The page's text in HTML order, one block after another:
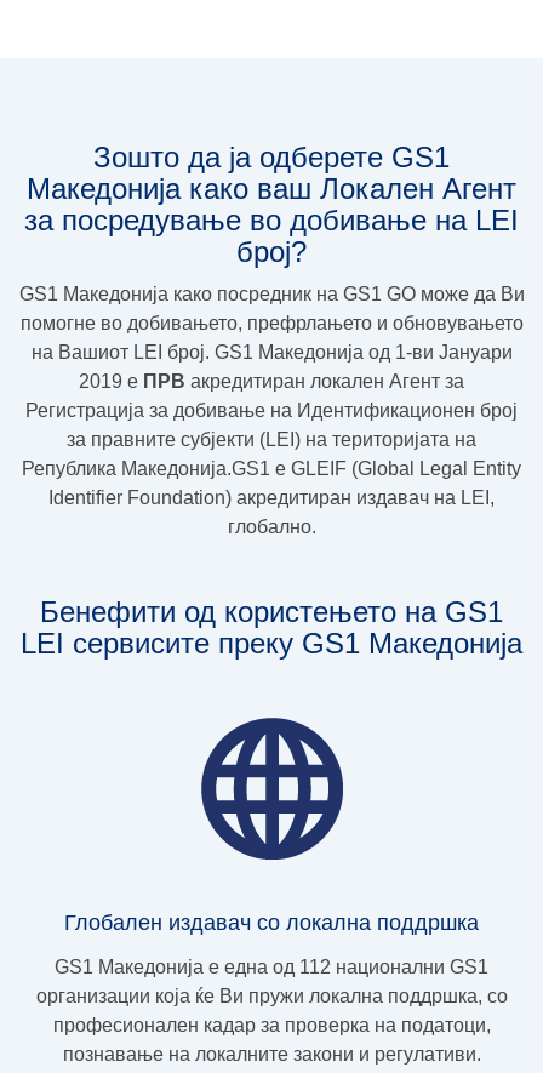
Зошто да ја одберете GS1
Македонија како ваш Локален Агент
за посредување во добивање на LEI
број?
GS1 Македонија како посредник на GS1 GO може да Ви
помогне во добивањето, префрлањето и обновувањето
на Вашиот LEI број. GS1 Македонија од 1-ви Јануари
2019 e ПРВ акредитиран локален Агент за
Регистрација за добивање на Идентификационен број
за правните субјекти (LEI) на територијата на
Република Македонија.GS1 e GLEIF (Global Legal Entity
Identifier Foundation) акредитиран издавач на LEI,
глобално.
Бенефити од користењето на GS1
LEI сервисите преку GS1 Македонија
Глобален издавач со локална поддршка
GS1 Македонија е една од 112 национални GS1
организации која ќе Ви пружи локална поддршка, со
професионален кадар за проверка на податоци,
познавање на локалните закони и регулативи.